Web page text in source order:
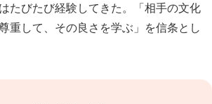
たびたび経験してきた。「相手の文化
重して、その良さを学ぶ」を信条とし